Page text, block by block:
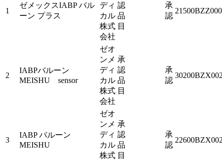
1
ゼメックスIABP バル
ーン プラス
ディ
カル
株式
会社
認
品
目
承
認
2
IABPバルーン
MEISHU sensor
ゼオ
ンメ
ディ
カル
株式
会社
承
認
品
目
承
認
3
IABP バルーン
MEISHU
ゼオ
ンメ
ディ
カル
株式
承
認
品
目
承
認